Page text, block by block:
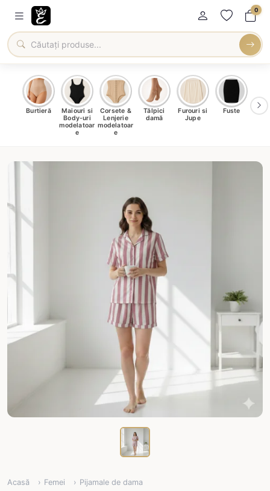
0
Burtieră
Maiouri si
Body-uri
modelatoar
e
Corsete &
Lenjerie
modelatoar
e
Tălpici
damă
Furouri si
Jupe
Fuste
Acasă Femei Pijamale de dama